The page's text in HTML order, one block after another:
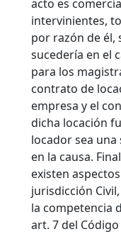
acto es
intervinientes,
por razón de él,
sucedería en el
para los
contrato de
empresa y el
dicha locación
locador sea
en la causa.
existen
jurisdicción
la competencia
art. 7 del